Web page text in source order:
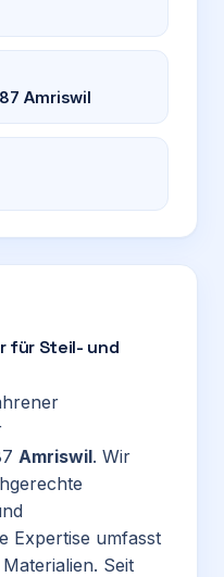
Amriswil
für Steil- und
Amriswil. Wir
Expertise umfasst
Seit